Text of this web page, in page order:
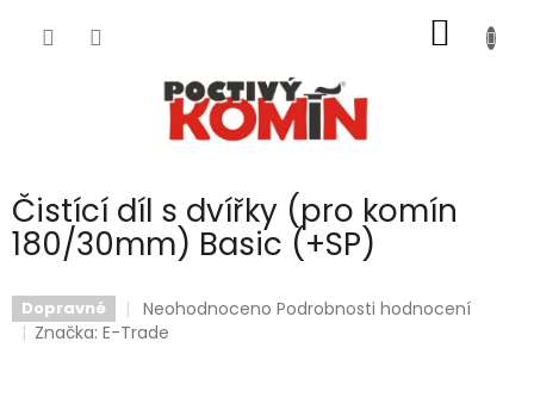
KOŠÍK
Čistící díl s dvířky (pro komín
180/30mm) Basic (+SP)
Dopravné
Průměrné
hodnocení
Neohodnoceno Podrobnosti hodnocení
Značka:E-Trade